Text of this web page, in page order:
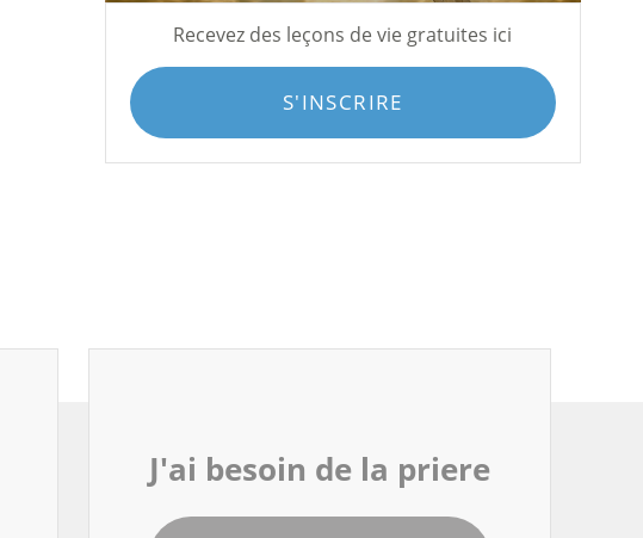
Recevez des leçons de vie gratuites ici
S'INSCRIRE
J'ai besoin de la priere